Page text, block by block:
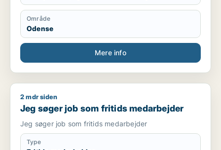
Område
Odense
Mere info
Jeg søger job som fritids medarbejder
2 mdr siden
Jeg søger job som fritids medarbejder
Jeg søger job som fritids medarbejder
Type